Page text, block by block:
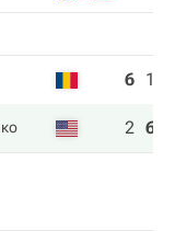
6 1
2 6